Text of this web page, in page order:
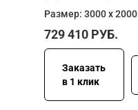
Размер: 3000 х 2000
729 410 РУБ.
Заказать
в 1 клик